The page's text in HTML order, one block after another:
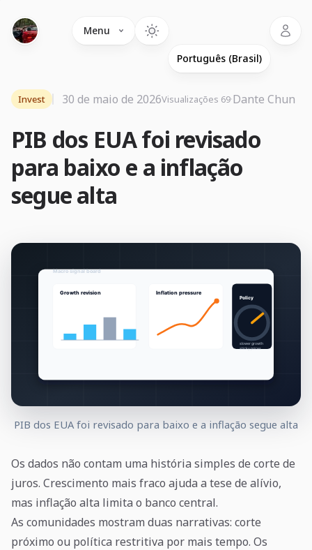
Menu
PIB dos EUA foi revisado
para baixo e a inflação
segue alta
Invest 30 de maio de 2026Visualizações 69·Dante Chun
PIB dos EUA foi revisado para baixo e a inflação segue alta
Os dados não contam uma história simples de corte de
juros. Crescimento mais fraco ajuda a tese de alívio,
mas inflação alta limita o banco central.
As comunidades mostram duas narrativas: corte
próximo ou política restritiva por mais tempo. Os